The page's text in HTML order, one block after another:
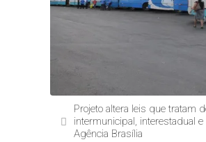
Projeto altera leis que tratam
intermunicipal, interestadual e
Agência Brasília